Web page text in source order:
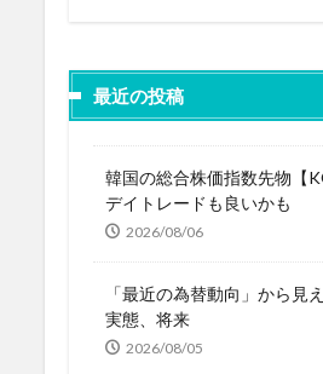
最近の投稿
韓国の総合株価指数先物【
デイトレードも良いかも
2026/08/06
「最近の為替動向」から見
実態、将来
2026/08/05